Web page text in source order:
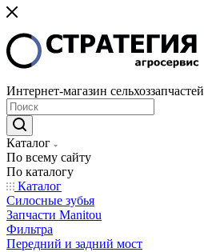
Интернет-магазин сельхоззапчастей
Каталог
По всему сайту
По каталогу
Каталог
Cилосные зубья
Запчасти Manitou
Фильтра
Передний и задний мост